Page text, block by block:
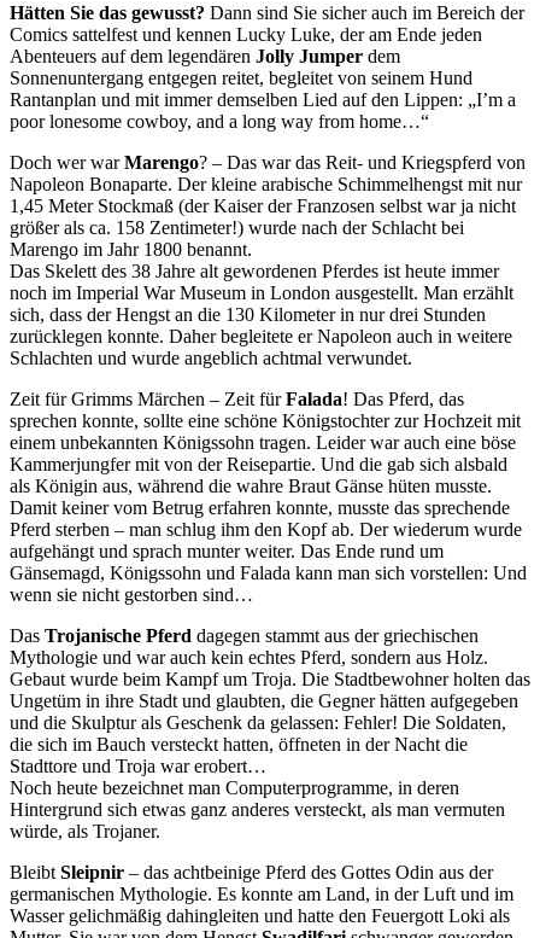
Hätten Sie das gewusst? Dann sind Sie sicher auch im Bereich der
Comics sattelfest und kennen Lucky Luke, der am Ende jeden
Abenteuers auf dem legendären Jolly Jumper dem
Sonnenuntergang entgegen reitet, begleitet von seinem Hund
Rantanplan und mit immer demselben Lied auf den Lippen: „I’m a
poor lonesome cowboy, and a long way from home…“
Doch wer warMarengo? – Das war das Reit- und Kriegspferd von
Napoleon Bonaparte. Der kleine arabische Schimmelhengst mit nur
1,45 Meter Stockmaß (der Kaiser der Franzosen selbst war ja nicht
größer als ca. 158 Zentimeter!) wurde nach der Schlacht bei
Marengo im Jahr 1800 benannt.
Das Skelett des 38 Jahre alt gewordenen Pferdes ist heute immer
noch im Imperial War Museum in London ausgestellt. Man erzählt
sich, dass der Hengst an die 130 Kilometer in nur drei Stunden
zurücklegen konnte. Daher begleitete er Napoleon auch in weitere
Schlachten und wurde angeblich achtmal verwundet.
Zeit für Grimms Märchen – Zeit fürFalada! Das Pferd, das
sprechen konnte, sollte eine schöne Königstochter zur Hochzeit mit
einem unbekannten Königssohn tragen. Leider war auch eine böse
Kammerjungfer mit von der Reisepartie. Und die gab sich alsbald
als Königin aus, während die wahre Braut Gänse hüten musste.
Damit keiner vom Betrug erfahren konnte, musste das sprechende
Pferd sterben – man schlug ihm den Kopf ab. Der wiederum wurde
aufgehängt und sprach munter weiter. Das Ende rund um
Gänsemagd, Königssohn und Falada kann man sich vorstellen: Und
wenn sie nicht gestorben sind…
Das Trojanische Pferd dagegen stammt aus der griechischen
Mythologie und war auch kein echtes Pferd, sondern aus Holz.
Gebaut wurde beim Kampf um Troja. Die Stadtbewohner holten das
Ungetüm in ihre Stadt und glaubten, die Gegner hätten aufgegeben
und die Skulptur als Geschenk da gelassen: Fehler! Die Soldaten,
die sich im Bauch versteckt hatten, öffneten in der Nacht die
Stadttore und Troja war erobert…
Noch heute bezeichnet man Computerprogramme, in deren
Hintergrund sich etwas ganz anderes versteckt, als man vermuten
würde, als Trojaner.
Bleibt Sleipnir – das achtbeinige Pferd des Gottes Odin aus der
germanischen Mythologie. Es konnte am Land, in der Luft und im
Wasser gelichmäßig dahingleiten und hatte den Feuergott Loki als